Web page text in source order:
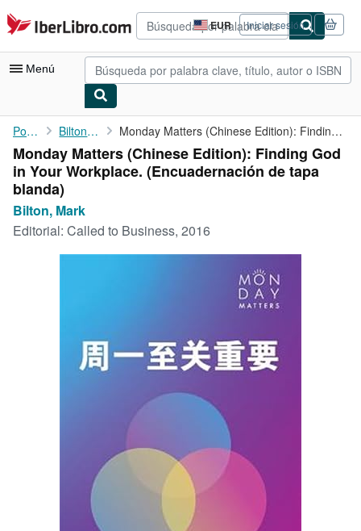
Pasar al contenido principal
IberLibro.com EUR
Preferencias
de
compra
del
Iniciar sesión
Menú
Mi cuenta
Consultar mis pedidos
Búsqueda avanzada
Colecciones
Portada Bilton, Mark Monday Matters (Chinese Edition): Finding God in Your Workplace.
Monday Matters (Chinese Edition): Finding God
in Your Workplace. (Encuadernación de tapa
blanda)
Bilton, Mark
Editorial: Called to Business, 2016